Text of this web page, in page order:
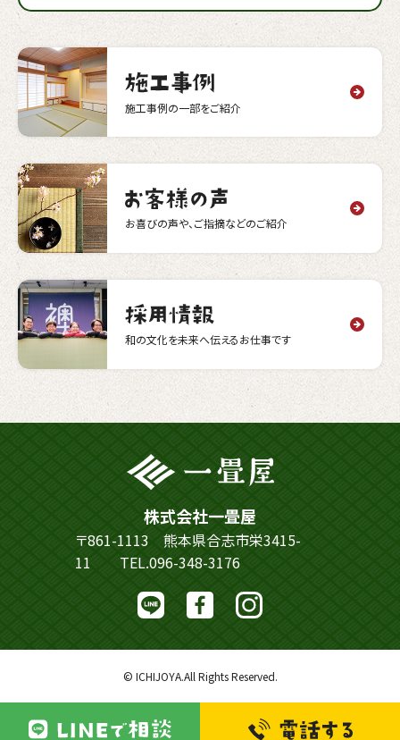
施工事例の一部をご紹介
お喜びの声や、ご指摘などのご紹介
和の文化を未来へ伝えるお仕事です
株式会社一畳屋
〒861-1113 熊本県合志市栄3415-
11 TEL.096-348-3176
© ICHIJOYA.All Rights Reserved.